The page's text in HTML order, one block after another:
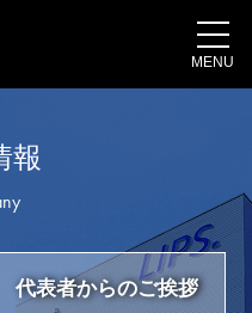
MENU
報
代表者からのご挨拶